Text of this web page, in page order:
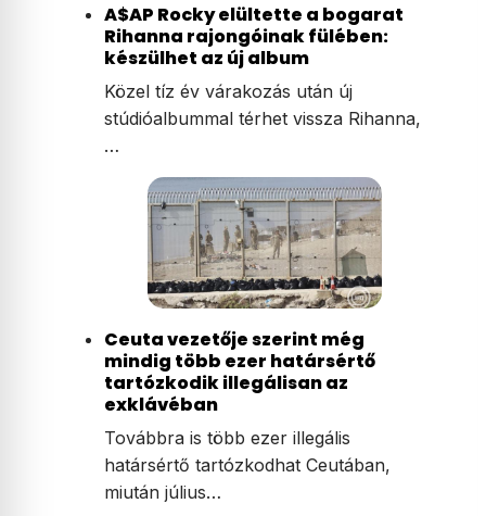
A$AP Rocky elültette a bogarat
Rihanna rajongóinak fülében:
készülhet az új album
Közel tíz év várakozás után új
stúdióalbummal térhet vissza Rihanna,
…
Ceuta vezetője szerint még
mindig több ezer határsértő
tartózkodik illegálisan az
exklávéban
Továbbra is több ezer illegális
határsértő tartózkodhat Ceutában,
miután július…